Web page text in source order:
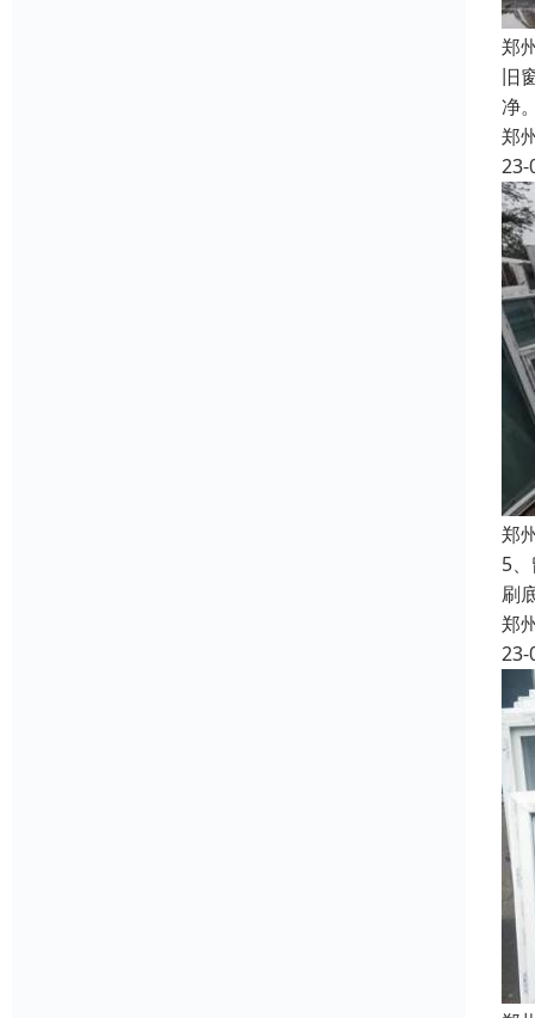
郑
旧
净
郑
23-
郑
5
刷
郑
23-